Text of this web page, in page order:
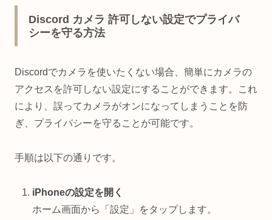
Discord カメラ 許可しない設定でプライバ
シーを守る方法
Discordでカメラを使いたくない場合、簡単にカメラの
アクセスを許可しない設定にすることができます。これ
により、誤ってカメラがオンになってしまうことを防
ぎ、プライバシーを守ることが可能です。
手順は以下の通りです。
iPhoneの設定を開く
ホーム画面から「設定」をタップします。